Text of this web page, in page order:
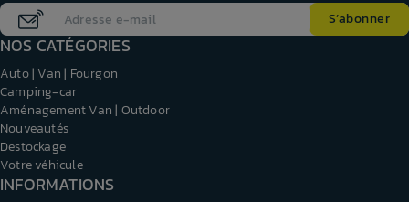
NOS CATÉGORIES
Auto | Van | Fourgon
Camping-car
Aménagement Van | Outdoor
Nouveautés
Destockage
Votre véhicule
INFORMATIONS